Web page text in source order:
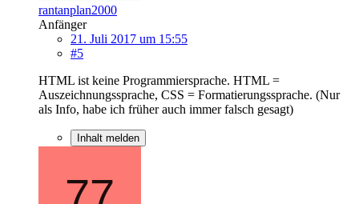
rantanplan2000
Anfänger
21. Juli 2017 um 15:55
#5
HTML ist keine Programmiersprache. HTML =
Auszeichnungssprache, CSS = Formatierungssprache. (Nur
als Info, habe ich früher auch immer falsch gesagt)
Inhalt melden